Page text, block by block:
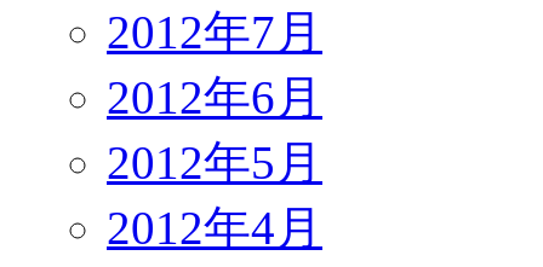
2012年7月
2012年6月
2012年5月
2012年4月